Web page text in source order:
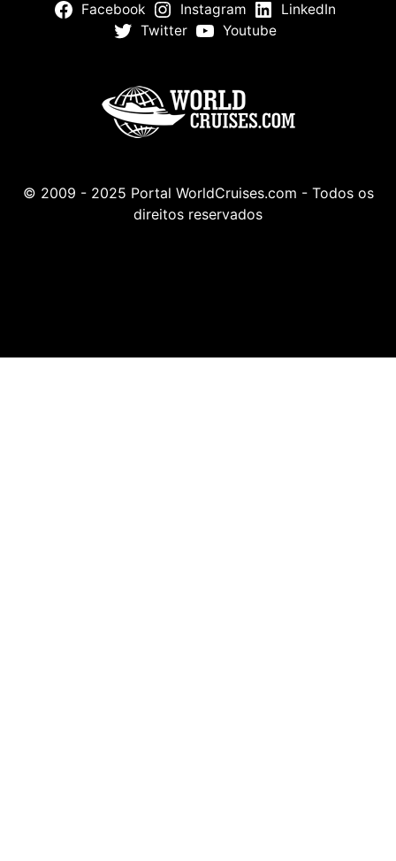
Facebook Instagram
LinkedIn
Twitter
Youtube
© 2009 - 2025 Portal WorldCruises.com - Todos os
direitos reservados